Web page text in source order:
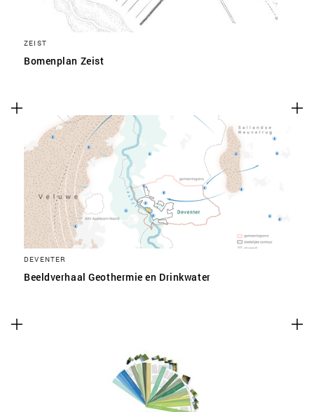
ZEIST
Bomenplan Zeist
DEVENTER
Beeldverhaal Geothermie en Drinkwater